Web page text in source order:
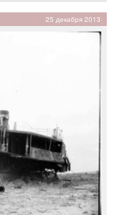
25 декабря 2013